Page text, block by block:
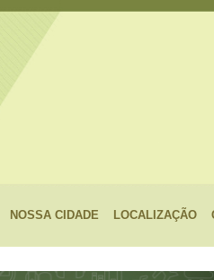
NOSSA CIDADE LOCALIZAÇÃO